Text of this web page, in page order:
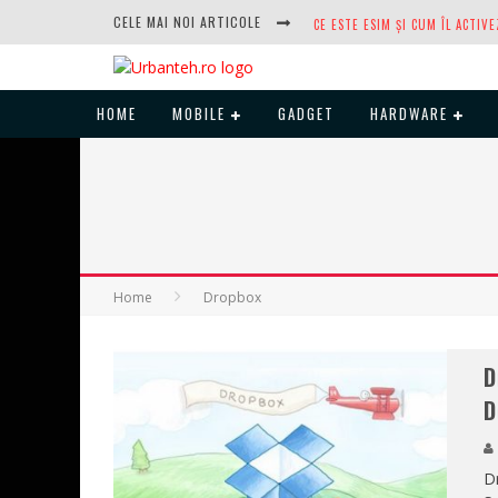
CELE MAI NOI ARTICOLE
HOME MOBILE GADGET HARDWARE
Home Dropbox